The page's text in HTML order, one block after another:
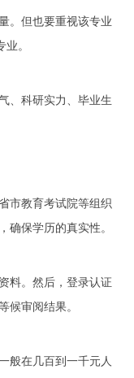
。但也要重视该专业
。
、科研实力、毕业生
市教育考试院等组织
确保学历的真实性。
料。然后，登录认证
候审阅结果。
般在几百到一千元人